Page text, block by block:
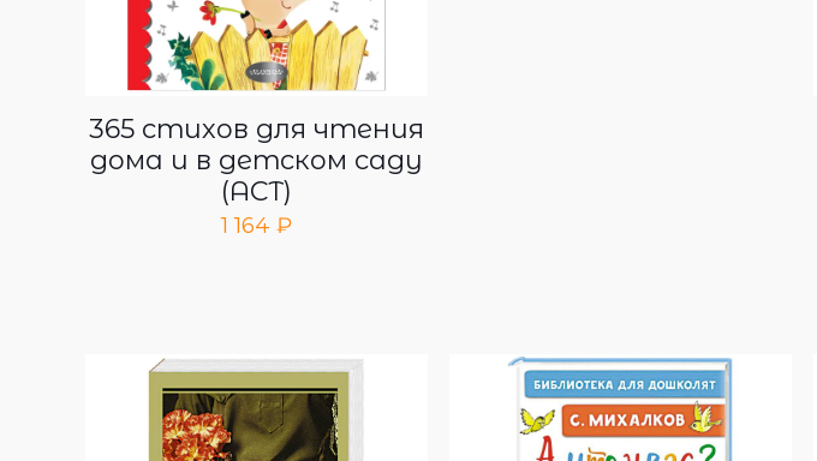
365 стихов для чтения
дома и в детском саду
(АСТ)
1 164 ₽